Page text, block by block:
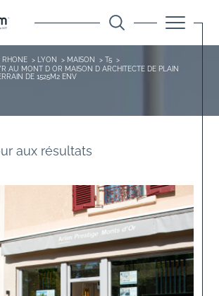
RHONE LYON MAISON
T5
AU MONT D OR MAISON D ARCHITECTE DE PLAIN
DE 1525M2 ENV
aux résultats